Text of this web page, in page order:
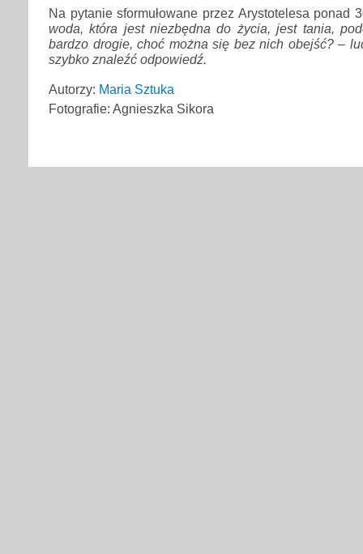
Na pytanie sformułowane przez Arystotelesa ponad
woda, która jest niezbędna do życia, jest tania,
bardzo drogie, choć można się bez nich obejść? –
szybko znaleźć odpowiedź.
Autorzy: Maria Sztuka
Fotografie: Agnieszka Sikora